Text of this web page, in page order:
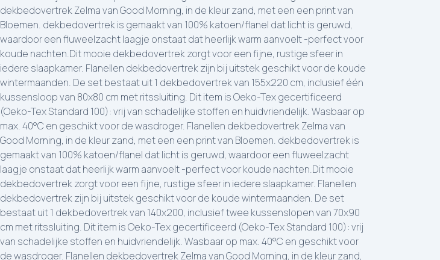
dekbedovertrek Zelma van Good Morning, in de kleur zand, met een een print van
Bloemen. dekbedovertrek is gemaakt van 100% katoen/flanel dat licht is geruwd,
waardoor een fluweelzacht laagje onstaat dat heerlijk warm aanvoelt -perfect voor
koude nachten.Dit mooie dekbedovertrek zorgt voor een fijne, rustige sfeer in
iedere slaapkamer. Flanellen dekbedovertrek zijn bij uitstek geschikt voor de koude
wintermaanden. De set bestaat uit 1 dekbedovertrek van 155x220 cm, inclusief één
kussensloop van 80x80 cm met ritssluiting. Dit item is Oeko-Tex gecertificeerd
(Oeko-Tex Standard 100): vrij van schadelijke stoffen en huidvriendelijk. Wasbaar op
max. 40°C en geschikt voor de wasdroger. Flanellen dekbedovertrek Zelma van
Good Morning, in de kleur zand, met een een print van Bloemen. dekbedovertrek is
gemaakt van 100% katoen/flanel dat licht is geruwd, waardoor een fluweelzacht
laagje onstaat dat heerlijk warm aanvoelt -perfect voor koude nachten.Dit mooie
dekbedovertrek zorgt voor een fijne, rustige sfeer in iedere slaapkamer. Flanellen
dekbedovertrek zijn bij uitstek geschikt voor de koude wintermaanden. De set
bestaat uit 1 dekbedovertrek van 140x200, inclusief twee kussenslopen van 70x90
cm met ritssluiting. Dit item is Oeko-Tex gecertificeerd (Oeko-Tex Standard 100): vrij
van schadelijke stoffen en huidvriendelijk. Wasbaar op max. 40°C en geschikt voor
de wasdroger. Flanellen dekbedovertrek Zelma van Good Morning, in de kleur zand,